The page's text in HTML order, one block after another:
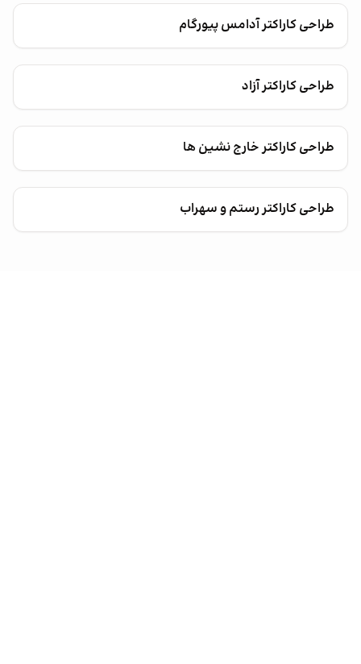
طراحی کاراکتر آدامس پیورگام
طراحی کاراکتر آزاد
طراحی کاراکتر خارج نشین ها
طراحی کاراکتر رستم و سهراب